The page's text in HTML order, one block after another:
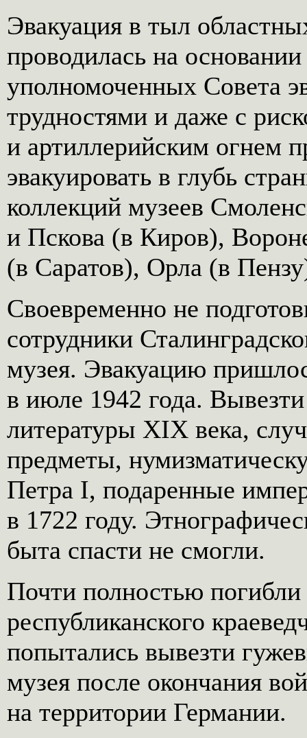
Эвакуация в тыл
проводилась на
уполномоченных Совета
трудностями и даже с
и артиллерийским огнем
эвакуировать в глубь
коллекций музеев
и Пскова (в Киров),
(в Саратов), Орла (в
Своевременно не
сотрудники
музея. Эвакуацию
в июле 1942 года.
литературы ХIХ века,
предметы,
Петра I, подаренные
в 1722 году.
быта спасти не смогли.
Почти полностью
республиканского
попытались вывезти
музея после окончания
на территории Германии.